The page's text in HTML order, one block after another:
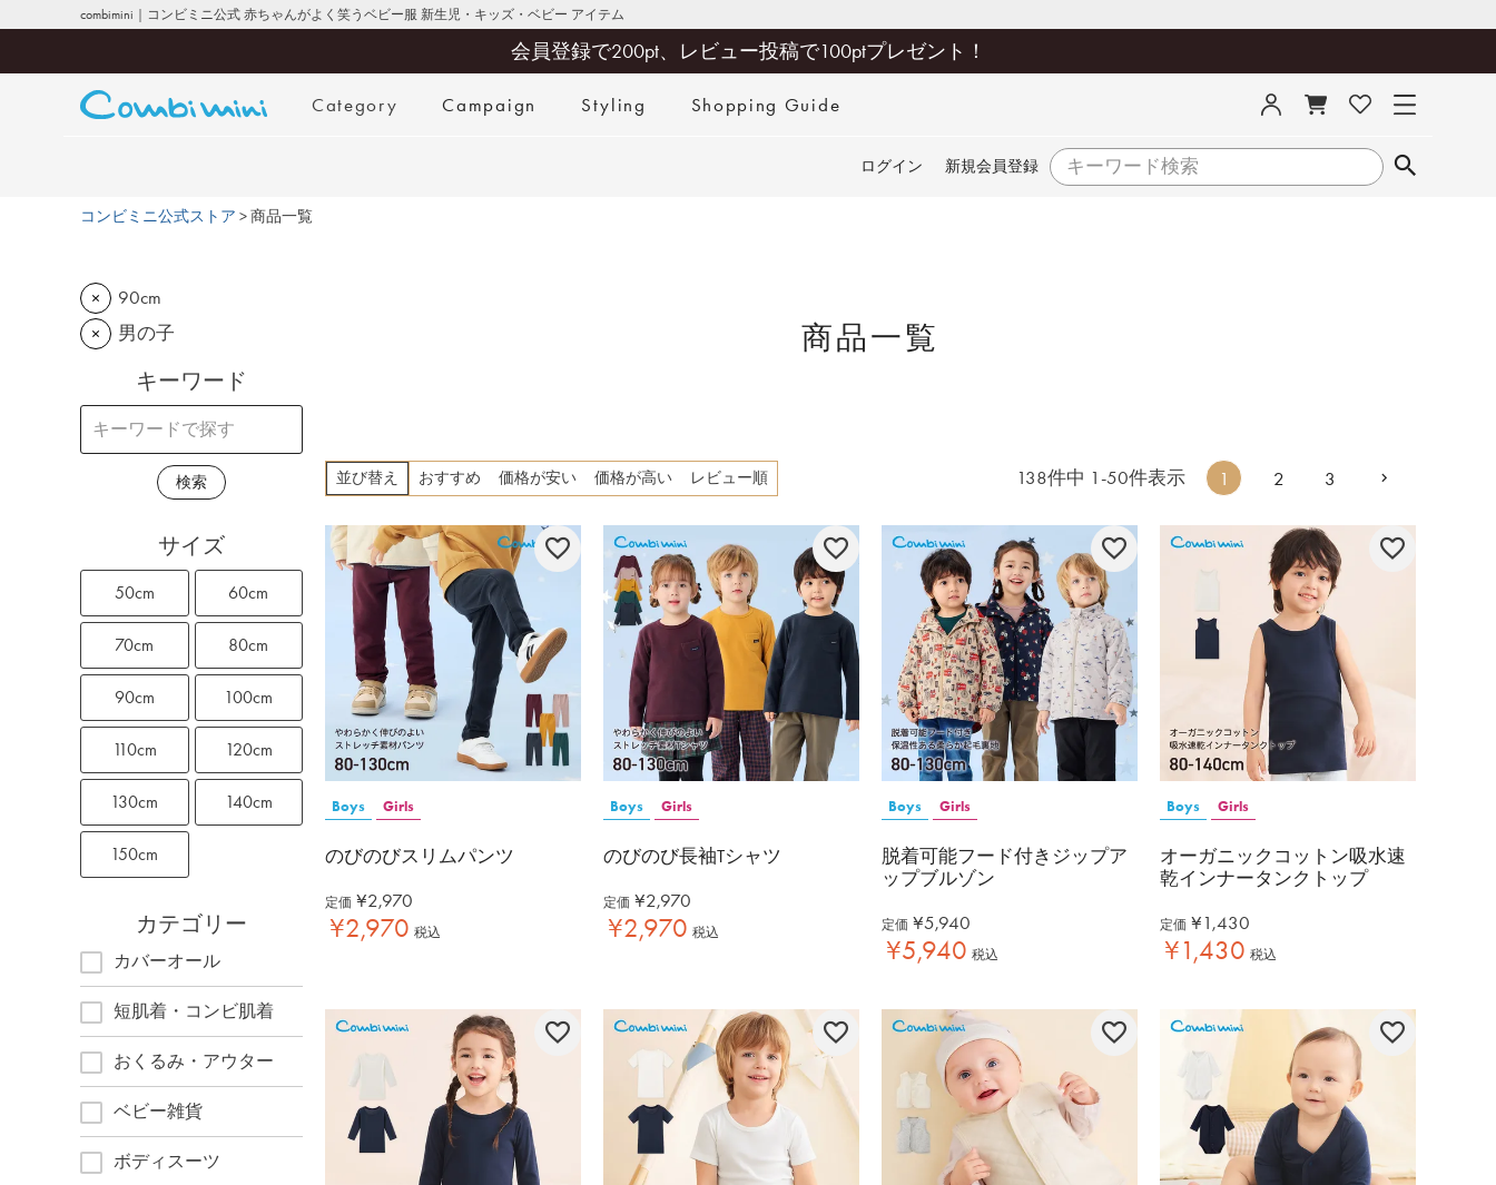
combimini｜コンビミニ公式 赤ちゃんがよく笑うベビー服 新生児・キッズ・ベビー アイテム
会員登録で200pt、レビュー投稿で100ptプレゼント！
Category Campaign Styling Shopping Guide
ログイン 新規会員登録
検索
コンビミニ公式ストア 商品一覧
× 90cm
× 男の子
キーワード
検索
サイズ
50cm 60cm
70cm 80cm
90cm 100cm
110cm 120cm
130cm 140cm
150cm
カテゴリー
カバーオール
短肌着・コンビ肌着
おくるみ・アウター
ベビー雑貨
ボディスーツ
商品一覧
並び替え おすすめ 価格が安い 価格が高い レビュー順 138件中 1 -50件表示 1 2 3
Boys Girls
のびのびスリムパンツ
定価 ¥2,970
¥2,970 税込
Boys Girls
のびのび長袖Tシャツ
定価 ¥2,970
¥2,970 税込
Boys Girls
脱着可能フード付きジップア
ップブルゾン
定価 ¥5,940
¥5,940 税込
Boys Girls
オーガニックコットン吸水速
乾インナータンクトップ
定価 ¥ 1,430
¥1,430 税込